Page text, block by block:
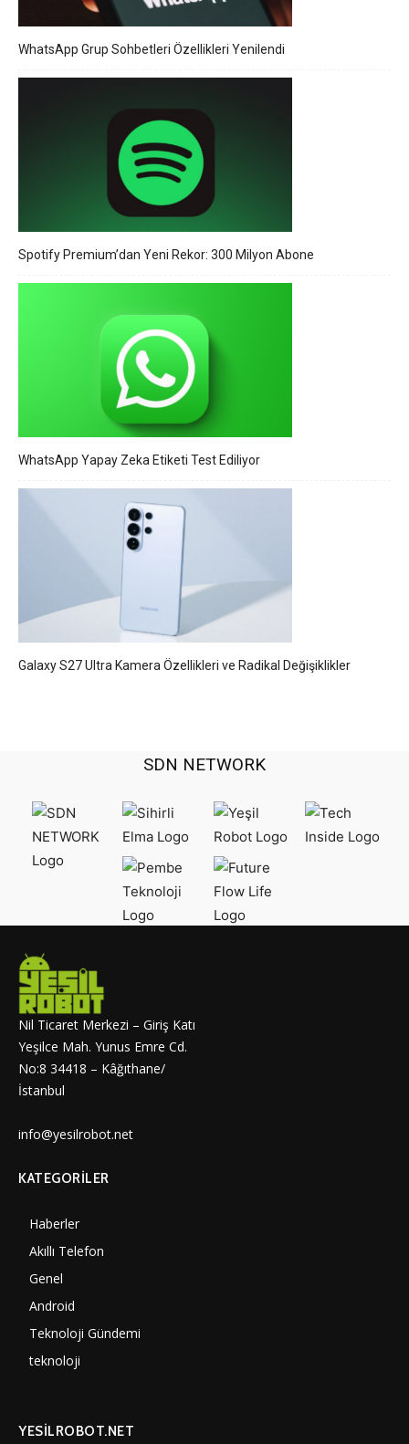
WhatsApp Grup Sohbetleri Özellikleri Yenilendi
Spotify Premium’dan Yeni Rekor: 300 Milyon Abone
WhatsApp Yapay Zeka Etiketi Test Ediliyor
Galaxy S27 Ultra Kamera Özellikleri ve Radikal Değişiklikler
SDN NETWORK
Nil Ticaret Merkezi – Giriş Katı
Yeşilce Mah. Yunus Emre Cd.
No:8 34418 – Kâğıthane/
İstanbul
info@yesilrobot.net
KATEGORILER
Haberler
Akıllı Telefon
Genel
Android
Teknoloji Gündemi
teknoloji
YESİLROBOT.NET